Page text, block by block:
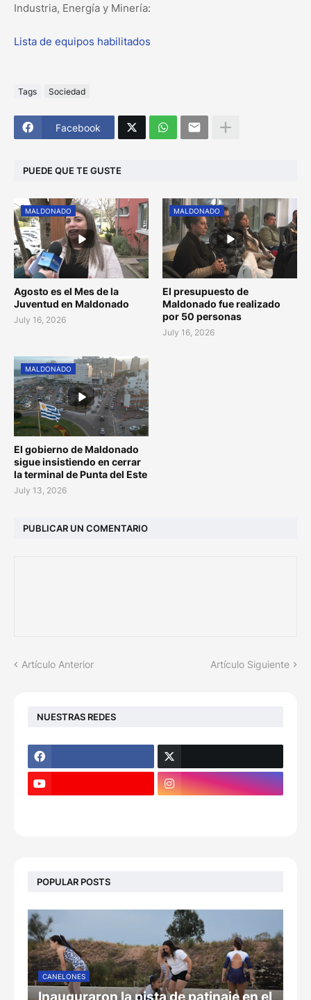
Industria, Energía y Minería:
Lista de equipos habilitados
Tags Sociedad
Facebook
PUEDE QUE TE GUSTE
MALDONADO
Agosto es el Mes de la
Juventud en Maldonado
July 16, 2026
MALDONADO
El presupuesto de
Maldonado fue realizado
por 50 personas
July 16, 2026
MALDONADO
El gobierno de Maldonado
sigue insistiendo en cerrar
la terminal de Punta del Este
July 13, 2026
PUBLICAR UN COMENTARIO
Artículo Anterior Artículo Siguiente
NUESTRAS REDES
POPULAR POSTS
CANELONES